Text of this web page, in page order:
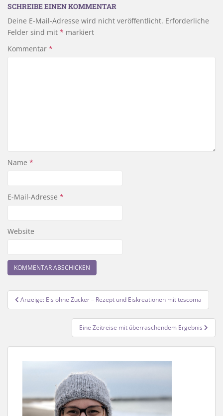
SCHREIBE EINEN KOMMENTAR
Deine E-Mail-Adresse wird nicht veröffentlicht. Erforderliche
Felder sind mit * markiert
Kommentar *
Name *
E-Mail-Adresse *
Website
Beitragsnavigation
Anzeige: Eis ohne Zucker – Rezept und Eiskreationen mit tescoma
Eine Zeitreise mit überraschendem Ergebnis